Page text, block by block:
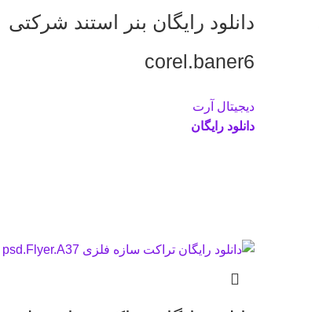
دانلود رایگان بنر استند شرکتی
corel.baner6
دیجیتال آرت
دانلود رایگان